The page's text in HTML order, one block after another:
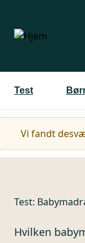
hovedindhold
Test
Vi fandt
Test:
Hvilken